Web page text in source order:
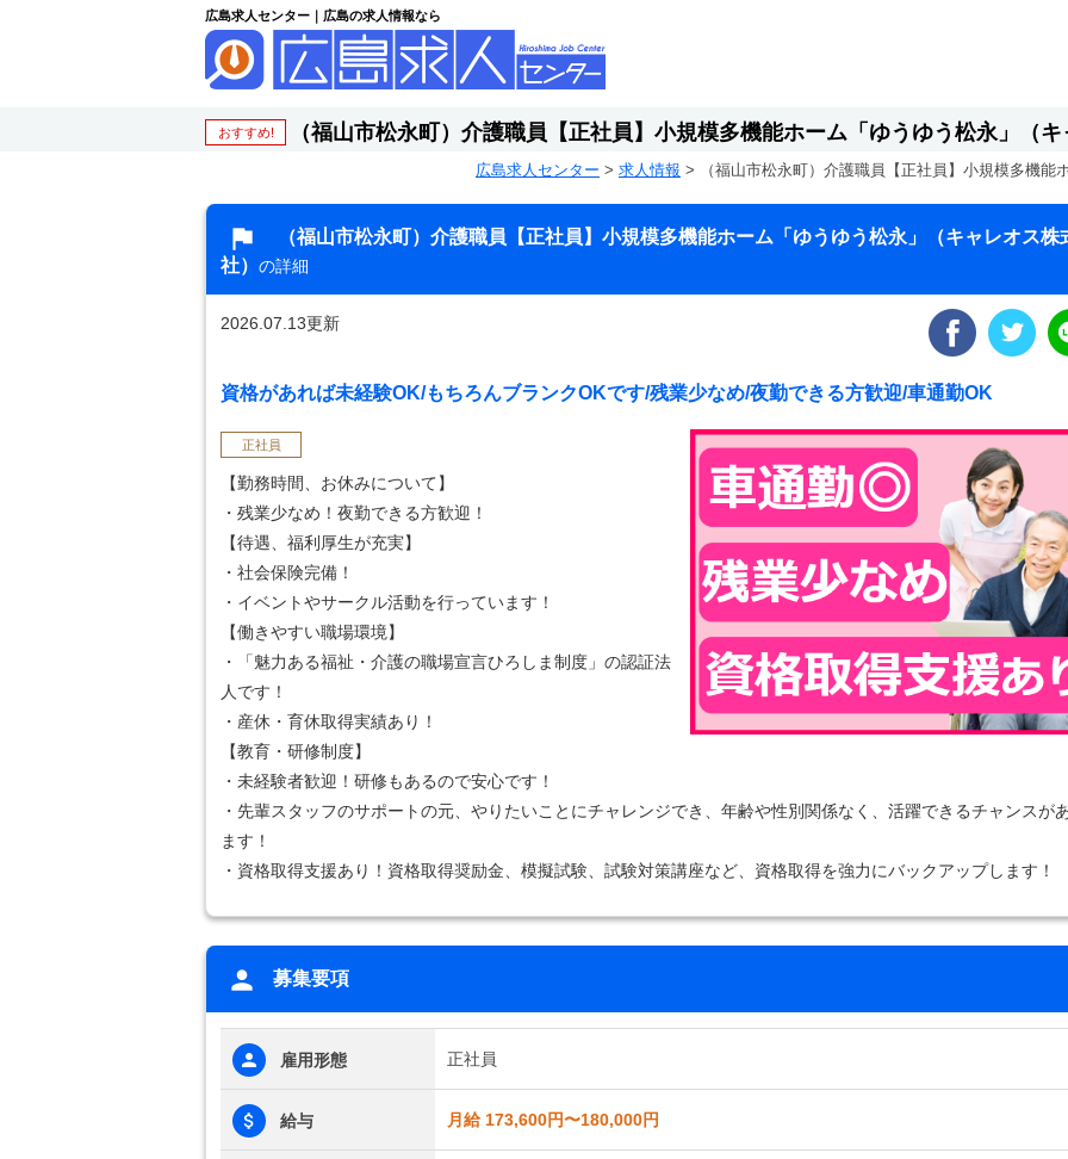
広島求人センター｜広島の求人情報なら
おすすめ! （福山市松永町）介護職員【正社員】小規模多機能ホーム「ゆうゆう松永」（
広島求人センター > 求人情報 > （福山市松永町）介護職員【正社員】小規模多機
（福山市松永町）介護職員【正社員】小規模多機能ホーム「ゆうゆう松永」（キャレオス株
社） の詳細
2026.07.13更新
資格があれば未経験OK/もちろんブランクOKです/残業少なめ/夜勤できる方歓迎/車通勤OK
正社員
【勤務時間、お休みについて】
・残業少なめ！夜勤できる方歓迎！
【待遇、福利厚生が充実】
・社会保険完備！
・イベントやサークル活動を行っています！
【働きやすい職場環境】
・「魅力ある福祉・介護の職場宣言ひろしま制度」の認証法
人です！
・産休・育休取得実績あり！
【教育・研修制度】
・未経験者歓迎！研修もあるので安心です！
・先輩スタッフのサポートの元、やりたいことにチャレンジでき、年齢や性別関係なく、活躍できるチャンスが
ます！
・資格取得支援あり！資格取得奨励金、模擬試験、試験対策講座など、資格取得を強力にバックアップします！
募集要項
雇用形態 正社員
給与 月給 173,600円〜180,000円